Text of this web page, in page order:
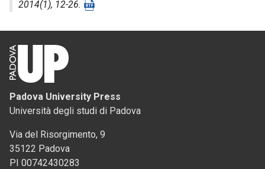
2014(1), 12-26.
Padova University Press
Università degli studi di Padova
Via del Risorgimento, 9
35122 Padova
PI 00742430283